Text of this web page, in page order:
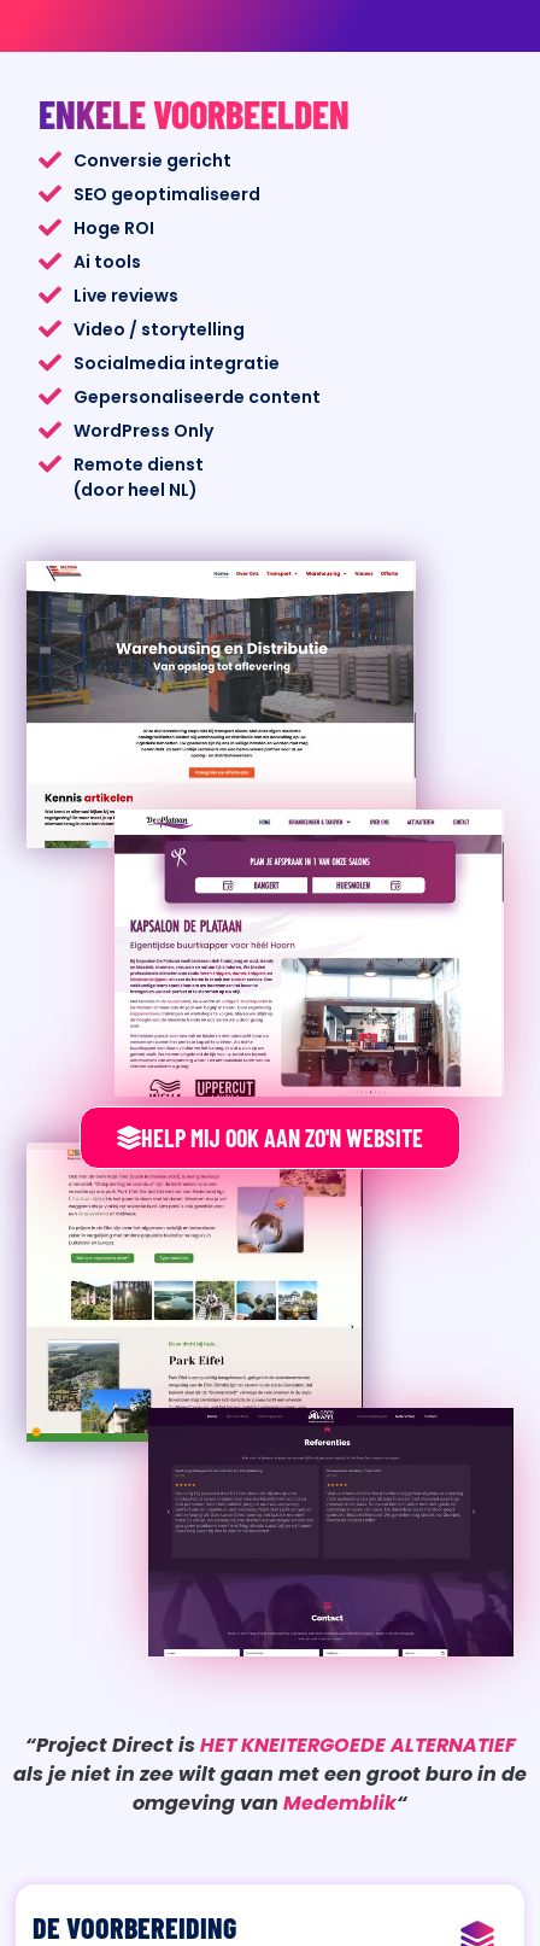
Online marketing
ENKELE VOORBEELDEN
Conversie gericht
SEO geoptimaliseerd
Hoge ROI
Ai tools
Live reviews
Video / storytelling
Socialmedia integratie
Gepersonaliseerde content
WordPress Only
Remote dienst
(door heel NL)
HELP MIJ OOK AAN ZO'N WEBSITE
“Project Direct isHET KNEITERGOEDE ALTERNATIEF
als je niet in zee wilt gaan met een groot buro in de
omgeving van Medemblik“
DE VOORBEREIDING